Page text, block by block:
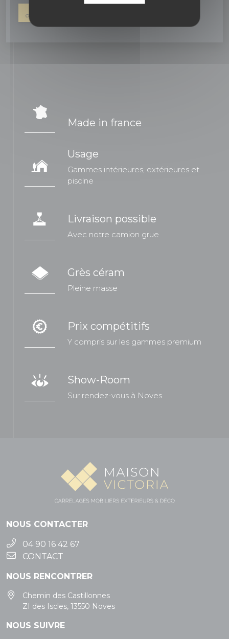
Made in france
Usage
Gammes intérieures, extérieures et
piscine
Livraison possible
Avec notre camion grue
Grès céram
Pleine masse
Prix compétitifs
Y compris sur les gammes premium
Show-Room
Sur rendez-vous à Noves
NOUS CONTACTER
04 90 16 42 67
CONTACT
NOUS RENCONTRER
Chemin des Castillonnes
ZI des Iscles, 13550 Noves
NOUS SUIVRE